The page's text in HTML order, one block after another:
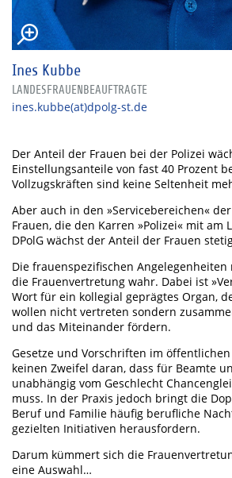
Ines Kubbe
LANDESFRAUENBEAUFTRAGTE
ines.kubbe(at)dpolg-st.de
Der Anteil der Frauen bei der Polizei
Einstellungsanteile von fast 40 Prozent
Vollzugskräften sind keine Seltenheit
Aber auch in den »Servicebereichen«
Frauen, die den Karren »Polizei« mit am
DPolG wächst der Anteil der Frauen
Die frauenspezifischen
die Frauenvertretung wahr. Dabei ist
Wort für ein kollegial geprägtes Organ,
wollen nicht vertreten sondern
und das Miteinander fördern.
Gesetze und Vorschriften im
keinen Zweifel daran, dass für Beamte
unabhängig vom Geschlecht
muss. In der Praxis jedoch bringt die
Beruf und Familie häufig berufliche
gezielten Initiativen herausfordern.
Darum kümmert sich die
eine Auswahl…